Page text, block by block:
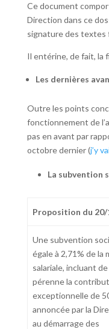
Ce document
Direction dans ce
signature des textes
Il entérine, de fait, la
Les dernières
Outre les points
fonctionnement de
pas en avant par
octobre dernier (j’y
La subvention
Proposition du 20/
Une subvention
égale à 2,71% de la
salariale, incluant
pérenne la
exceptionnelle de
annoncée par la
au démarrage des